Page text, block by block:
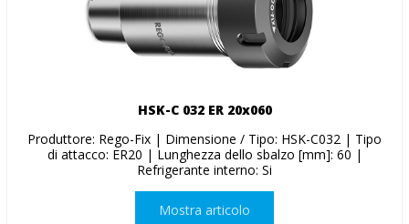
HSK-C 032 ER 20x060
Produttore: Rego-Fix | Dimensione / Tipo: HSK-C032 | Tipo
di attacco: ER20 | Lunghezza dello sbalzo [mm]: 60 |
Refrigerante interno: Si
Mostra articolo